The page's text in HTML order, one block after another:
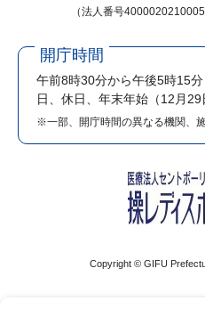
（法人番号4000020210005
開庁時間
午前8時30分から午後5時15
日、休日、年末年始（12月29
※一部、開庁時間の異なる機関、施
Copyright © GIFU